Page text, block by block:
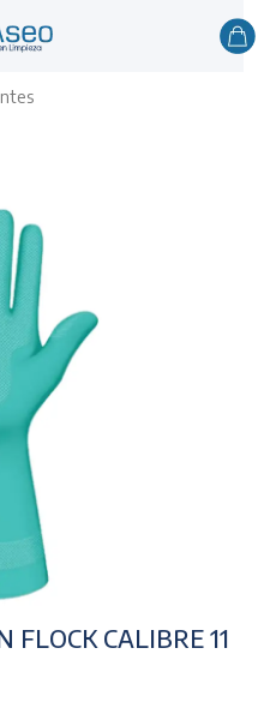
FLOCK CALIBRE 11